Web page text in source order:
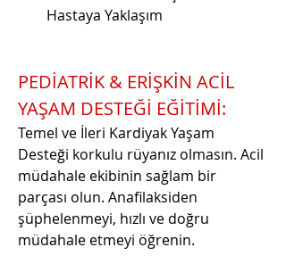
Hastaya Yaklaşım
PEDİATRİK & ERİŞKİN ACİL
YAŞAM DESTEĞİ EĞİTİMİ:
Temel ve İleri Kardiyak Yaşam
Desteği korkulu rüyanız olmasın. Acil
müdahale ekibinin sağlam bir
parçası olun. Anafilaksiden
şüphelenmeyi, hızlı ve doğru
müdahale etmeyi öğrenin.